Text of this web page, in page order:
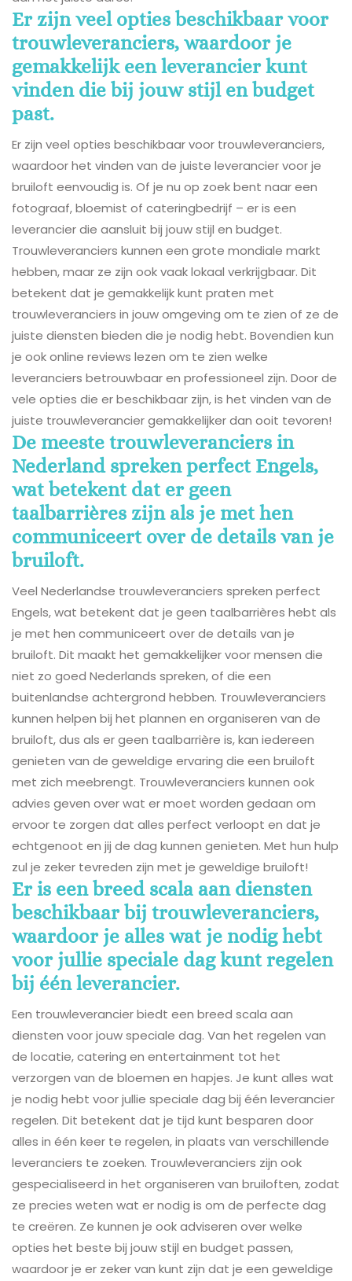
Er zijn veel opties beschikbaar voor
trouwleveranciers, waardoor je
gemakkelijk een leverancier kunt
vinden die bij jouw stijl en budget
past.
Er zijn veel opties beschikbaar voor trouwleveranciers,
waardoor het vinden van de juiste leverancier voor je
bruiloft eenvoudig is. Of je nu op zoek bent naar een
fotograaf, bloemist of cateringbedrijf – er is een
leverancier die aansluit bij jouw stijl en budget.
Trouwleveranciers kunnen een grote mondiale markt
hebben, maar ze zijn ook vaak lokaal verkrijgbaar. Dit
betekent dat je gemakkelijk kunt praten met
trouwleveranciers in jouw omgeving om te zien of ze de
juiste diensten bieden die je nodig hebt. Bovendien kun
je ook online reviews lezen om te zien welke
leveranciers betrouwbaar en professioneel zijn. Door de
vele opties die er beschikbaar zijn, is het vinden van de
juiste trouwleverancier gemakkelijker dan ooit tevoren!
De meeste trouwleveranciers in
Nederland spreken perfect Engels,
wat betekent dat er geen
taalbarrières zijn als je met hen
communiceert over de details van je
bruiloft.
Veel Nederlandse trouwleveranciers spreken perfect
Engels, wat betekent dat je geen taalbarrières hebt als
je met hen communiceert over de details van je
bruiloft. Dit maakt het gemakkelijker voor mensen die
niet zo goed Nederlands spreken, of die een
buitenlandse achtergrond hebben. Trouwleveranciers
kunnen helpen bij het plannen en organiseren van de
bruiloft, dus als er geen taalbarrière is, kan iedereen
genieten van de geweldige ervaring die een bruiloft
met zich meebrengt. Trouwleveranciers kunnen ook
advies geven over wat er moet worden gedaan om
ervoor te zorgen dat alles perfect verloopt en dat je
echtgenoot en jij de dag kunnen genieten. Met hun hulp
zul je zeker tevreden zijn met je geweldige bruiloft!
Er is een breed scala aan diensten
beschikbaar bij trouwleveranciers,
waardoor je alles wat je nodig hebt
voor jullie speciale dag kunt regelen
bij één leverancier.
Een trouwleverancier biedt een breed scala aan
diensten voor jouw speciale dag. Van het regelen van
de locatie, catering en entertainment tot het
verzorgen van de bloemen en hapjes. Je kunt alles wat
je nodig hebt voor jullie speciale dag bij één leverancier
regelen. Dit betekent dat je tijd kunt besparen door
alles in één keer te regelen, in plaats van verschillende
leveranciers te zoeken. Trouwleveranciers zijn ook
gespecialiseerd in het organiseren van bruiloften, zodat
ze precies weten wat er nodig is om de perfecte dag
te creëren. Ze kunnen je ook adviseren over welke
opties het beste bij jouw stijl en budget passen,
waardoor je er zeker van kunt zijn dat je een geweldige